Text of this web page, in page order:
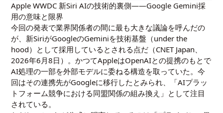
Apple WWDC 新Siri AIの技術的裏側——Google Gemini採
用の意味と限界
今回の発表で業界関係者の間に最も大きな議論を呼んだの
が、新SiriがGoogleのGeminiを技術基盤（under the
hood）として採用しているとされる点だ（CNET Japan、
2026年6月8日）。かつてAppleはOpenAIとの提携のもとで
AI処理の一部を外部モデルに委ねる構造を取っていた。今
回はその連携先がGoogleに移行したとみられ、「AIプラッ
トフォーム競争における同盟関係の組み換え」として注目
されている。